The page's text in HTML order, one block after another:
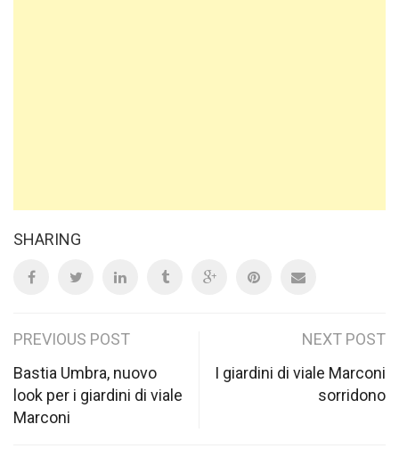
SHARING
Post
navigation
PREVIOUS POST
Bastia Umbra, nuovo
look per i giardini di viale
Marconi
NEXT POST
I giardini di viale Marconi
sorridono